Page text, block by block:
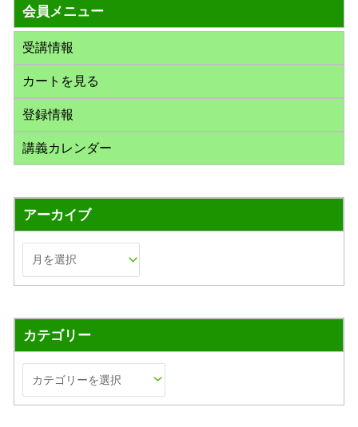
象
:
会員メニュー
受講情報
カートを見る
登録情報
講義カレンダー
アーカイブ
カテゴリー